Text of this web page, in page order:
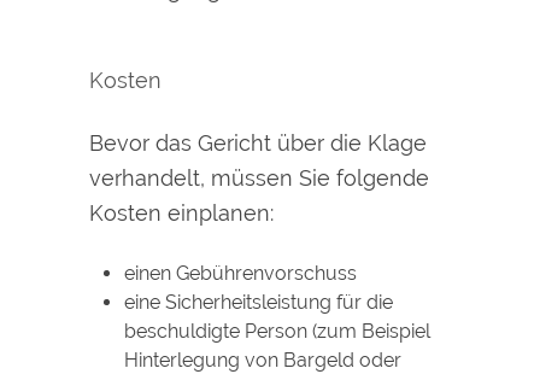
Kosten
Bevor das Gericht über die Klage
verhandelt, müssen Sie folgende
Kosten einplanen:
einen Gebührenvorschuss
eine Sicherheitsleistung für die
beschuldigte Person (zum Beispiel
Hinterlegung von Bargeld oder